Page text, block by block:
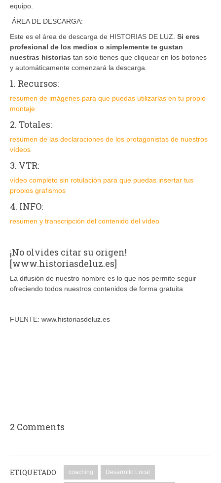
equipo.
ÁREA DE DESCARGA:
Este es el área de descarga de HISTORIAS DE LUZ. Si eres
profesional de los medios o simplemente te gustan
nuestras historias tan solo tienes que cliquear en los botones
y automáticamente comenzará la descarga.
1. Recursos:
resumen de imágenes para que puedas utilizarlas en tu propio
montaje
2. Totales:
resumen de las declaraciones de los protagonistas de nuestros
vídeos
3. VTR:
vídeo completo sin rotulación para que puedas insertar tus
propios grafismos
4. INFO:
resumen y transcripción del contenido del vídeo
¡No olvides citar su origen!
[www.historiasdeluz.es]
La difusión de nuestro nombre es lo que nos permite seguir
ofreciendo todos nuestros contenidos de forma gratuita
FUENTE: www.historiasdeluz.es
2 Comments
ETIQUETADO coaching Desarrollo Local